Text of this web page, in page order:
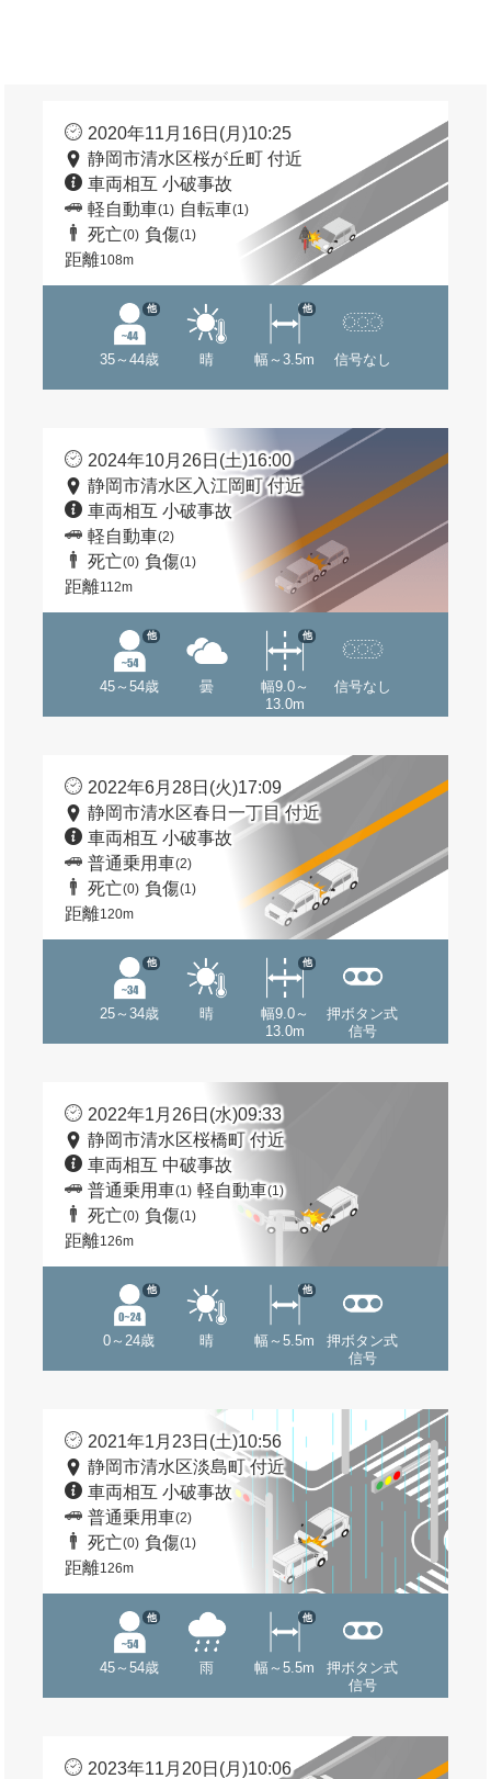
2020年11月16日(月)10:25
静岡市清水区桜が丘町 付近
車両相互 小破事故
軽自動車(1) 自転車(1)
死亡(0) 負傷(1)
距離108m
35～44歳
他
晴 幅～3.5m
他
信号なし
2024年10月26日(土)16:00
静岡市清水区入江岡町 付近
車両相互 小破事故
軽自動車(2)
死亡(0) 負傷(1)
距離112m
45～54歳
他
曇
幅9.0～
13.0m
他
信号なし
2022年6月28日(火)17:09
静岡市清水区春日一丁目 付近
車両相互 小破事故
普通乗用車(2)
死亡(0) 負傷(1)
距離120m
25～34歳
他
晴
幅9.0～
13.0m
他
押ボタン式
信号
2022年1月26日(水)09:33
静岡市清水区桜橋町 付近
車両相互 中破事故
普通乗用車(1) 軽自動車(1)
死亡(0) 負傷(1)
距離126m
0～24歳
他
晴 幅～5.5m
他
押ボタン式
信号
2021年1月23日(土)10:56
静岡市清水区淡島町 付近
車両相互 小破事故
普通乗用車(2)
死亡(0) 負傷(1)
距離126m
45～54歳
他
雨 幅～5.5m
他
押ボタン式
信号
2023年11月20日(月)10:06